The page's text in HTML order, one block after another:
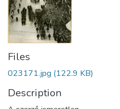
Files
023171.jpg (122.9 KB)
Description